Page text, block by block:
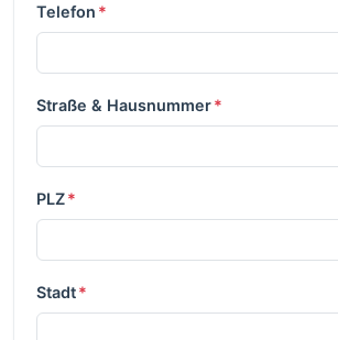
Telefon *
Straße & Hausnummer*
PLZ*
Stadt*